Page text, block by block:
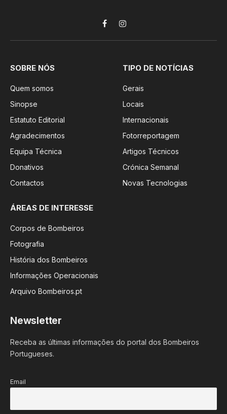
FacebookInstagram
SOBRE NÓS
Quem somos
Sinopse
Estatuto Editorial
Agradecimentos
Equipa Técnica
Donativos
Contactos
TIPO DE NOTÍCIAS
Gerais
Locais
Internacionais
Fotorreportagem
Artigos Técnicos
Crónica Semanal
Novas Tecnologias
ÁREAS DE INTERESSE
Corpos de Bombeiros
Fotografia
História dos Bombeiros
Informações Operacionais
Arquivo Bombeiros.pt
Newsletter
Receba as últimas informações do portal dos Bombeiros
Portugueses.
Email